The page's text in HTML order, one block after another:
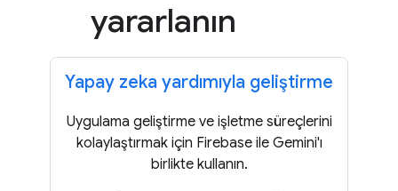
yararlanın
Yapay zeka yardımıyla geliştirme
Uygulama geliştirme ve işletme süreçlerini
kolaylaştırmak için Firebase ile Gemini'ı
birlikte kullanın.